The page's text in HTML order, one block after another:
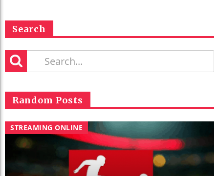
Search
Random Posts
STREAMING ONLINE